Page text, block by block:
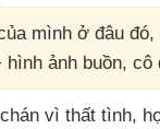
mình ở đâu
ảnh buồn, cô
vì thất tình,